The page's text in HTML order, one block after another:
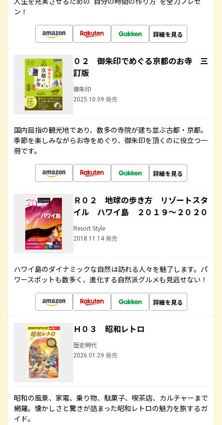
ン！
詳細を見る
０２ 御朱印でめぐる京都のお寺 三
訂版
御朱印
2025.10.09 発売
国内屈指の観光地であり、数多の寺院が建ち並ぶ古都・京都。
季節を楽しみながらお寺をめぐり、御朱印を頂くのに役立つ一
冊です。
詳細を見る
Ｒ０２ 地球の歩き方 リゾートスタ
イル ハワイ島 ２０１９～２０２０
Resort Style
2018.11.14 発売
ハワイ島のダイナミックな自然は訪れる人々を魅了します。パ
ワースポットも数多く、進化する自然派グルメも見逃せない！
詳細を見る
Ｈ０３ 昭和レトロ
歴史時代
2026.01.29 発売
昭和の風景、家電、乗り物、駄菓子、喫茶店、カルチャーまで
網羅。懐かしさと驚きが詰まった昭和レトロの魅力を旅するガ
イド。